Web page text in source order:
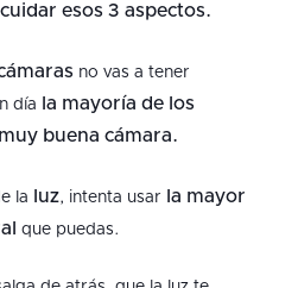
esos 3 aspectos.
no vas a tener
día
la mayoría de los
buena cámara.
la luz, intenta usar
la mayor
que puedas.